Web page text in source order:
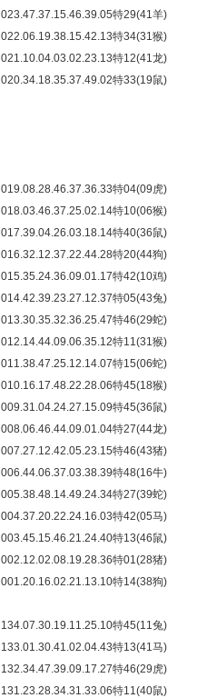
023.47.37.15.46.39.05特29(41羊)
022.06.19.38.15.42.13特34(31猴)
021.10.04.03.02.23.13特12(41龙)
020.34.18.35.37.49.02特33(19鼠)
019.08.28.46.37.36.33特04(09虎)
018.03.46.37.25.02.14特10(06猴)
017.39.04.26.03.18.14特40(36鼠)
016.32.12.37.22.44.28特20(44狗)
015.35.24.36.09.01.17特42(10鸡)
014.42.39.23.27.12.37特05(43兔)
013.30.35.32.36.25.47特46(29蛇)
012.14.44.09.06.35.12特11(31猴)
011.38.47.25.12.14.07特15(06蛇)
010.16.17.48.22.28.06特45(18猴)
009.31.04.24.27.15.09特45(36鼠)
008.06.46.44.09.01.04特27(44龙)
007.27.12.42.05.23.15特46(43猪)
006.44.06.37.03.38.39特48(16牛)
005.38.48.14.49.24.34特27(39蛇)
004.37.20.22.24.16.03特42(05马)
003.45.15.46.21.24.40特13(46鼠)
002.12.02.08.19.28.36特01(28猪)
001.20.16.02.21.13.10特14(38狗)
134.07.30.19.11.25.10特45(11兔)
133.01.30.41.02.04.43特13(41马)
132.34.47.39.09.17.27特46(29虎)
131.23.28.34.31.33.06特11(40鼠)